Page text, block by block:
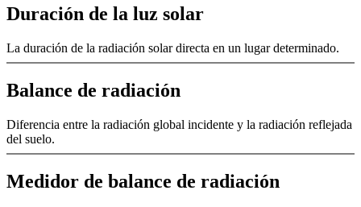
Duración de la luz solar
La duración de la radiación solar directa en un lugar determinado.
Balance de radiación
Diferencia entre la radiación global incidente y la radiación reflejada
del suelo.
Medidor de balance de radiación